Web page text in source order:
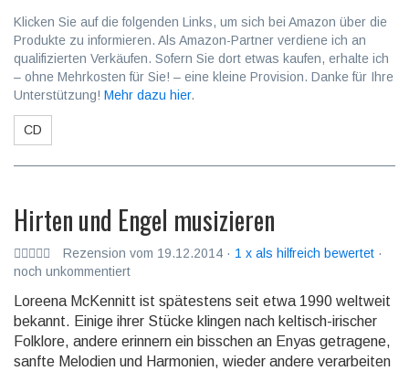
Klicken Sie auf die folgenden Links, um sich bei Amazon über die
Produkte zu informieren. Als Amazon-Partner verdiene ich an
qualifizierten Verkäufen. Sofern Sie dort etwas kaufen, erhalte ich
– ohne Mehrkosten für Sie! – eine kleine Provision. Danke für Ihre
Unterstützung! Mehr dazu hier.
CD
Hirten und Engel musizieren
Rezension vom 19.12.2014 · 1 x als hilfreich bewertet ·
noch unkommentiert
Loreena McKennitt ist spätestens seit etwa 1990 weltweit
bekannt. Einige ihrer Stücke klingen nach kel­tisch-irischer
Folklore, andere erinnern ein bisschen an Enyas getragene,
sanfte Melodien und Harmonien, wieder andere verarbeiten